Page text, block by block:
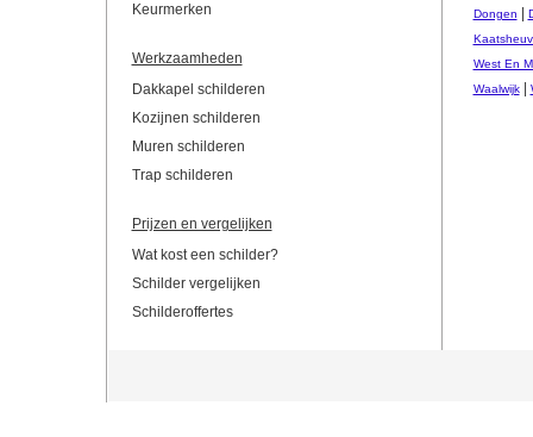
Keurmerken
Werkzaamheden
Dakkapel schilderen
Kozijnen schilderen
Muren schilderen
Trap schilderen
Prijzen en vergelijken
Wat kost een schilder?
Schilder vergelijken
Schilderoffertes
Dongen
West En
Waalwijk|